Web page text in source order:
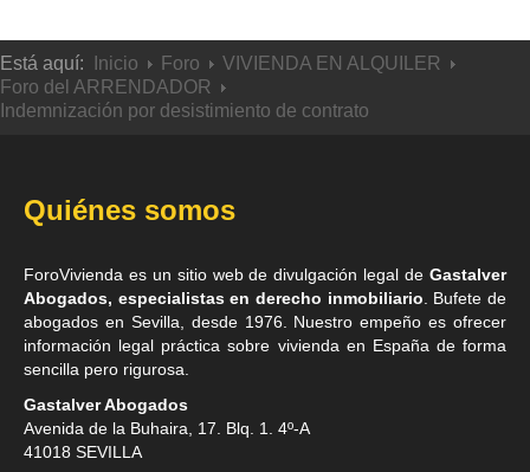
Está aquí: Inicio Foro
VIVIENDA EN ALQUILER
Foro del ARRENDADOR
Indemnización por desistimiento de contrato
Quiénes somos
ForoVivienda es un sitio web de divulgación legal de Gastalver
Abogados, especialistas en derecho inmobiliario . Bufete de
abogados en Sevilla , desde 1976. Nuestro empeño es ofrecer
información legal práctica sobre vivienda en España de forma
sencilla pero rigurosa.
Gastalver Abogados
Avenida de la Buhaira, 17. Blq. 1. 4º-A
41018 SEVILLA